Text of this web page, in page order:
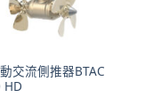
交流側推器BTAC
HD